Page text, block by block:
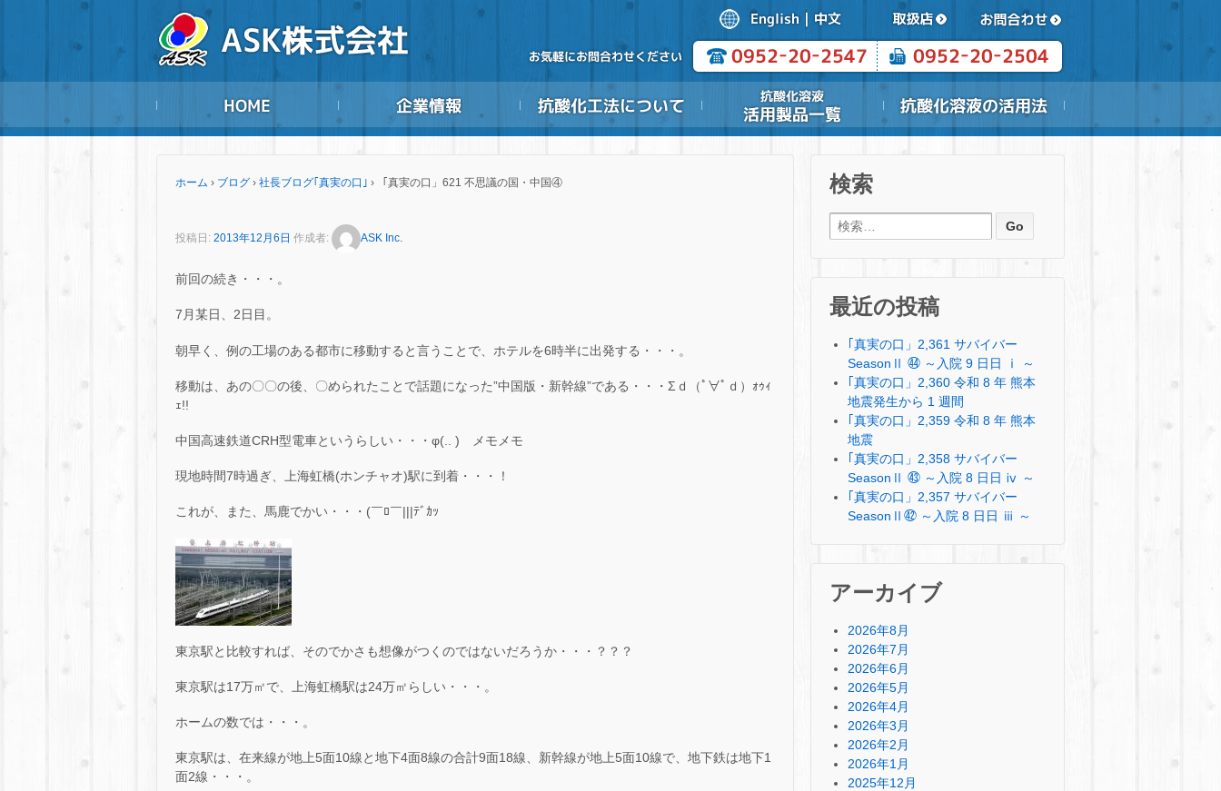
ホーム › ブログ › 社長ブログ｢真実の口｣ › 「真実の口」621 不思議の国・中国④
投稿日: 2013年12月6日 作成者: ASK Inc.
前回の続き・・・。
7月某日、2日目。
朝早く、例の工場のある都市に移動すると言うことで、ホテルを6時半に出発する・・・。
移動は、あの〇〇の後、〇められたことで話題になった”中国版・新幹線”である・・・Σｄ（ﾟ∀ﾟｄ）ｫｩｨ
ｪ!!
中国高速鉄道CRH型電車というらしい・・・φ(.. ) メモメモ
現地時間7時過ぎ、上海虹橋(ホンチャオ)駅に到着・・・！
これが、また、馬鹿でかい・・・(￣ﾛ￣|||ﾃﾞｶｯ
東京駅と比較すれば、そのでかさも想像がつくのではないだろうか・・・？？？
東京駅は17万㎡で、上海虹橋駅は24万㎡らしい・・・。
ホームの数では・・・。
東京駅は、在来線が地上5面10線と地下4面8線の合計9面18線、新幹線が地上5面10線で、地下鉄は地下1
面2線・・・。
検索
検索:
最近の投稿
｢真実の口」2,361 サバイバー
SeasonⅡ ㊹ ～入院 9 日日 ⅰ ～
｢真実の口」2,360 令和 8 年 熊本
地震発生から 1 週間
｢真実の口」2,359 令和 8 年 熊本
地震
｢真実の口」2,358 サバイバー
SeasonⅡ ㊸ ～入院 8 日日 ⅳ ～
｢真実の口」2,357 サバイバー
SeasonⅡ㊷ ～入院 8 日日 ⅲ ～
アーカイブ
2026年8月
2026年7月
2026年6月
2026年5月
2026年4月
2026年3月
2026年2月
2026年1月
2025年12月